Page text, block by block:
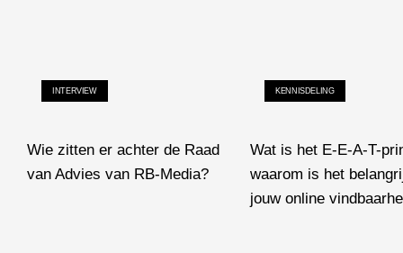
INTERVIEW
Wie zitten er achter de Raad
van Advies van RB-Media?
Wie zitten er achter de Raad van Advies van RB-Media?
KENNISDELING
Wat is het E-E-A-T-
waarom is het
jouw online